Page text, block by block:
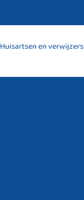
Huisartsen en verwijzers